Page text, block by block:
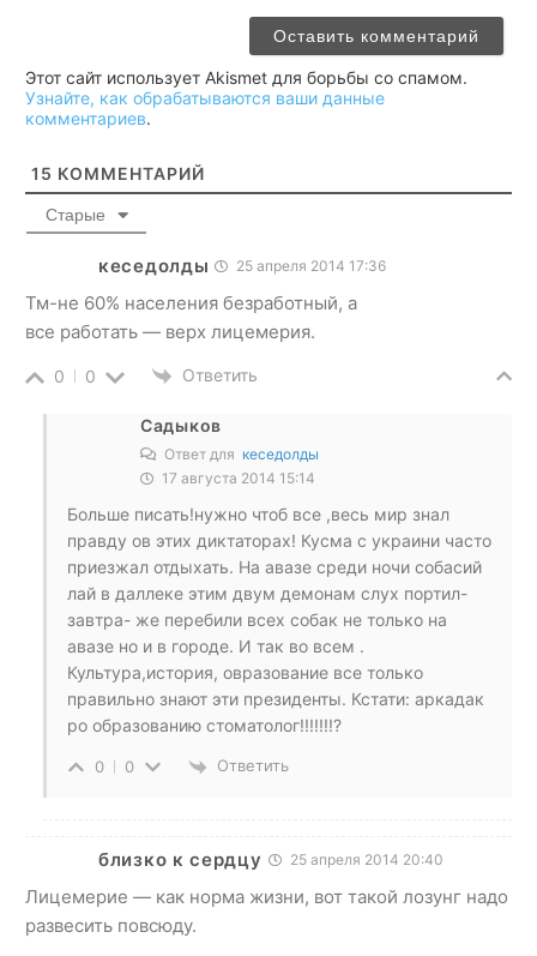
Этот сайт использует Akismet для борьбы со спамом.
Узнайте, как обрабатываются ваши данные
комментариев.
15 КОММЕНТАРИЙ
Старые
кеседолды 25 апреля 2014 17:36
Тм-не 60% населения безработный, а
все работать — верх лицемерия.
0 0 Ответить
Садыков
Ответ для кеседолды
17 августа 2014 15:14
Больше писать!нужно чтоб все ,весь мир знал
правду ов этих диктаторах! Кусма с украини часто
приезжал отдыхать. На авазе среди ночи собасий
лай в даллеке этим двум демонам слух портил-
завтра- же перебили всех собак не только на
авазе но и в городе. И так во всем .
Культура,история, овразование все только
правильно знают эти президенты. Кстати: аркадак
ро образованию стоматолог!!!!!!!?
0 0 Ответить
близко к сердцу 25 апреля 2014 20:40
Лицемерие — как норма жизни, вот такой лозунг надо
развесить повсюду.